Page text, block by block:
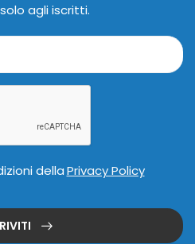
agli iscritti.
dellaPrivacy Policy